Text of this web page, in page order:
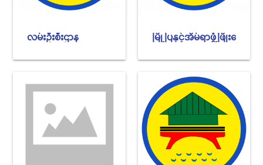
လမ်းဦးစီးဌာန မြို့ပြနှင့်အိမ်ရာဖွံ့ဖြိုးရေးဦးစီ